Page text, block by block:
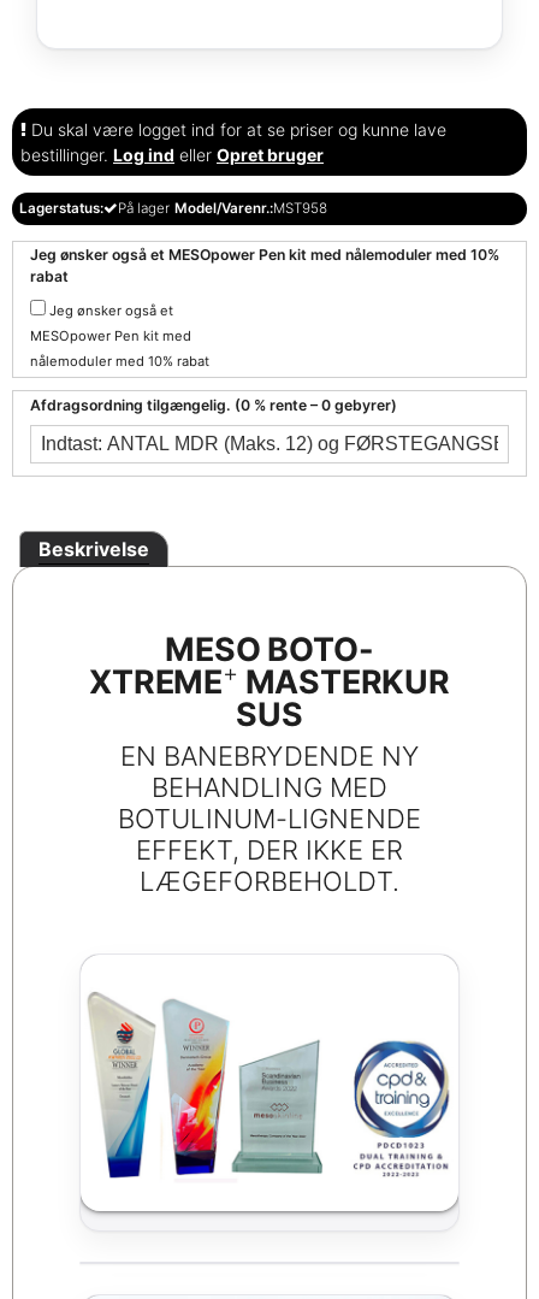
Du skal være logget ind for at se priser og kunne lave
bestillinger. Log ind eller Opret bruger
Lagerstatus: På lager Model/Varenr.:MST958
Jeg ønsker også et MESOpower Pen kit med nålemoduler med 10%
rabat
MESOpower Pen kit med
nålemoduler med 10% rabat
Afdragsordning tilgængelig. (0 % rente – 0 gebyrer)
Beskrivelse
MESO BOTO-
XTREME+ MASTERKUR
SUS
EN BANEBRYDENDE NY
BEHANDLING MED
BOTULINUM-LIGNENDE
EFFEKT, DER IKKE ER
LÆGEFORBEHOLDT.